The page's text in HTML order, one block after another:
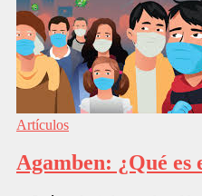
Artículos
Agamben: ¿Qué